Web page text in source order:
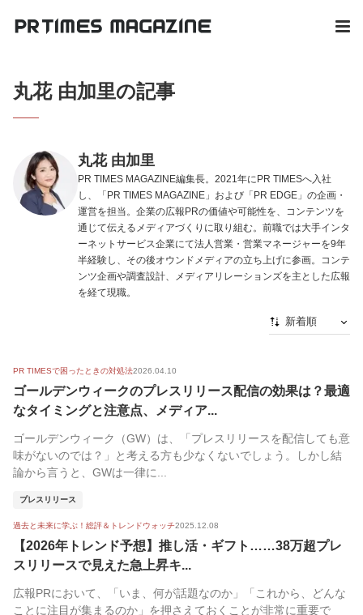
丸花 由加里の記事
丸花 由加里
PR TIMES MAGAZINE編集長。2021年にPR TIMESへ入社
し、「PR TIMES MAGAZINE」および「PR EDGE」の企画・
運営を担当。企業の広報PRの価値や可能性を、コンテンツを
通じて伝えるメディアづくりに取り組む。前職では大手インタ
ーネットサービス企業にて法人営業・営業マネージャーを9年
半経験し、その後オウンドメディアの立ち上げに参画。コンテ
ンツ企画や調査設計、メディアリレーションズを主とした広報
を経て現職。
新着順
人気順
PR TIMESで困ったときの対処法2026.04.10
ゴールデンウィークのプレスリリース配信の効果は？最適
なタイミングと注意点、メディア...
ゴールデンウィーク（GW）は、「プレスリリースを配信しても意
味がないのでは？」と考える方も少なくないでしょう。しかし結
論から言うと、GWは一律に...
プレスリリース
過去と未来に学ぶ！総評＆トレンドウォッチ2025.12.08
【2026年トレンド予想】推し活・ギフト……38万超プレ
スリリースで見えた急上昇キ...
広報PRにおいて、「いま、何が話題なのか」「これから、どんな
ことに注目が集まるのか」を押さえておくことが非常に重要で